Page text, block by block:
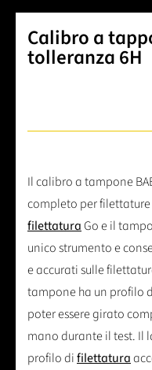
Calibro a
tolleranza 6H
Il calibro a tampone
completo per
filettaturaGo e il
unico strumento e
e accurati sulle
tampone ha un profilo
poter essere girato
mano durante il test. Il
profilo difilettatura